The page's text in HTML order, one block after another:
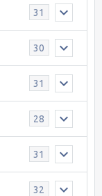
31
30
31
28
31
32